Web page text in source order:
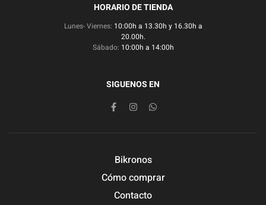
HORARIO DE TIENDA
Lunes- Viernes: 10:00h a 13.30h y 16.30h a
20.00h.
Sábado: 10:00h a 14:00h
SIGUENOS EN
Bikronos
Cómo comprar
Contacto